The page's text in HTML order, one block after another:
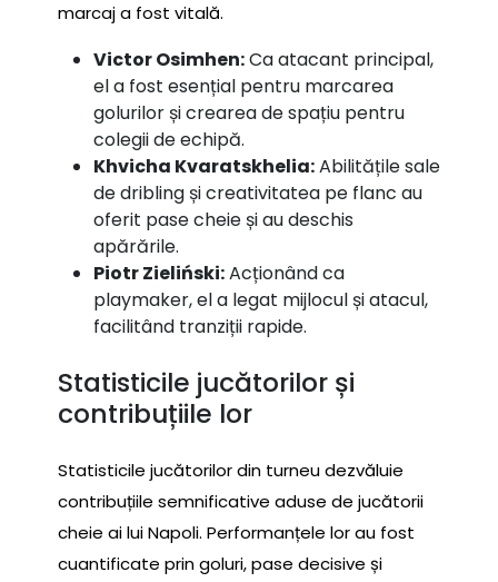
marcaj a fost vitală.
Victor Osimhen:Ca atacant principal,
el a fost esențial pentru marcarea
golurilor și crearea de spațiu pentru
colegii de echipă.
Khvicha Kvaratskhelia:Abilitățile sale
de dribling și creativitatea pe flanc au
oferit pase cheie și au deschis
apărările.
Piotr Zieliński:Acționând ca
playmaker, el a legat mijlocul și atacul,
facilitând tranziții rapide.
Statisticile jucătorilor și
contribuțiile lor
Statisticile jucătorilor din turneu dezvăluie
contribuțiile semnificative aduse de jucătorii
cheie ai lui Napoli. Performanțele lor au fost
cuantificate prin goluri, pase decisive și